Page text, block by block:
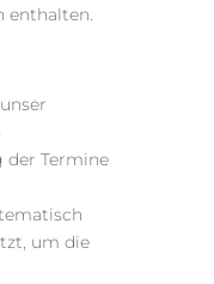
enthalten.
Termine
um die